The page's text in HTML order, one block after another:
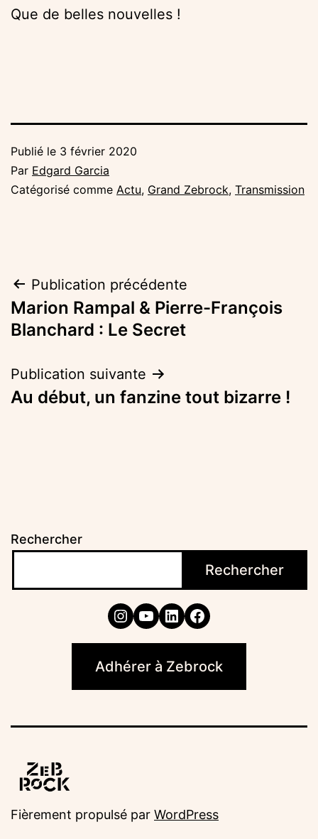
Que de belles nouvelles !
Publié le 3 février 2020
Par Edgard Garcia
Catégorisé comme Actu, Grand Zebrock, Transmission
Navigation
de
Publication précédente
Marion Rampal & Pierre-François
Blanchard : Le Secret
Publication suivante
Au début, un fanzine tout bizarre !
Rechercher
Rechercher
Instagram
YouTube
LinkedIn
Facebook
Adhérer à Zebrock
Fièrement propulsé par WordPress